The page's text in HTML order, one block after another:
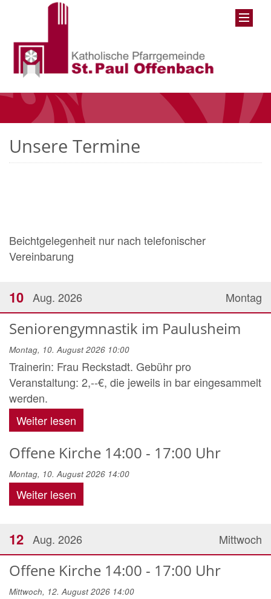
Unsere Termine
Beichtgelegenheit nur nach telefonischer
Vereinbarung
Montag
10 Aug. 2026
Seniorengymnastik im Paulusheim
Montag, 10. August 2026 10:00
Trainerin: Frau Reckstadt. Gebühr pro
Veranstaltung: 2,--€, die jeweils in bar eingesammelt
werden.
Weiter lesen
Offene Kirche 14:00 - 17:00 Uhr
Montag, 10. August 2026 14:00
Weiter lesen
Mittwoch
12 Aug. 2026
Offene Kirche 14:00 - 17:00 Uhr
Mittwoch, 12. August 2026 14:00